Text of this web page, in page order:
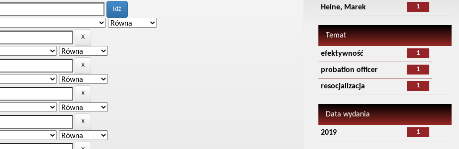
1
Heine, Marek
Temat
1
efektywność
1
probation officer
1
resocjalizacja
Data wydania
1
2019